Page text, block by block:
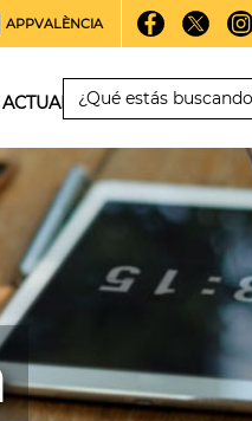
APPVALÈNCIA
ACTUALIDAD